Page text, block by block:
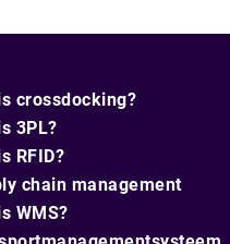
crossdocking?
3PL?
RFID?
chain management
WMS?